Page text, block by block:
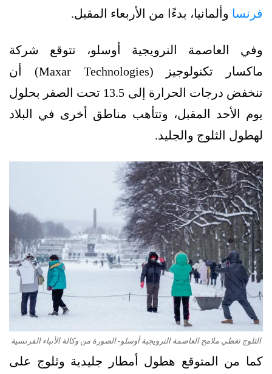
فرنسا وألمانيا، بدءًا من الأربعاء المقبل.
وفي العاصمة النرويجية أوسلو، تتوقع شركة
ماكسار تكنولوجيز (Maxar Technologies) أن
تنخفض درجات الحرارة إلى 13.5 تحت الصفر بحلول
يوم الأحد المقبل، وتتأهب مناطق أخرى في البلاد
لهطول الثلوج والجليد.
الثلوج تغطي ملامح العاصمة النرويجية أوسلو- الصورة من وكالة الأنباء الفرنسية
كما من المتوقع هطول أمطار جليدية وثلوج على